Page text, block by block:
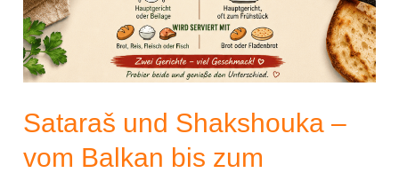
Sataraš und Shakshouka –
vom Balkan bis zum